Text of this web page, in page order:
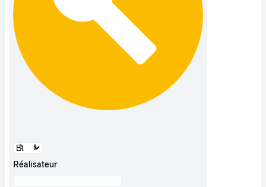
Réalisateur